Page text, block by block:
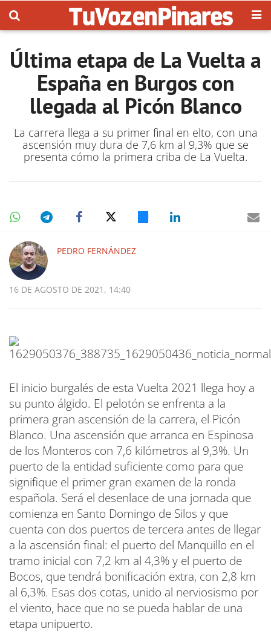
Última etapa de La Vuelta a
España en Burgos con
llegada al Picón Blanco
La carrera llega a su primer final en elto, con una
ascensión muy dura de 7,6 km al 9,3% que se
presenta cómo la primera criba de La Vuelta.
PEDRO FERNÁNDEZ
16 DE AGOSTO DE 2021, 14:40
El inicio burgalés de esta Vuelta 2021 llega hoy a
su punto álgido. El pelotón se enfrenta a la
primera gran ascensión de la carrera, el Picón
Blanco. Una ascensión que arranca en Espinosa
de los Monteros con 7,6 kilómetros al 9,3%. Un
puerto de la entidad suficiente como para que
signifique el primer gran examen de la ronda
española. Será el desenlace de una jornada que
comienza en Santo Domingo de Silos y que
cuenta con dos puertos de tercera antes de llegar
a la ascensión final: el puerto del Manquillo en el
tramo inicial con 7,2 km al 4,3% y el puerto de
Bocos, que tendrá bonificación extra, con 2,8 km
al 6,3%. Esas dos cotas, unido al nerviosismo por
el viento, hace que no se pueda hablar de una
etapa unipuerto.